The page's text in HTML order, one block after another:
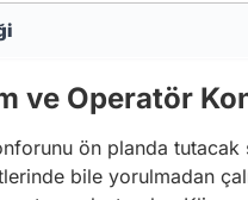
ve Operatör
ön planda
bile yorulmadan